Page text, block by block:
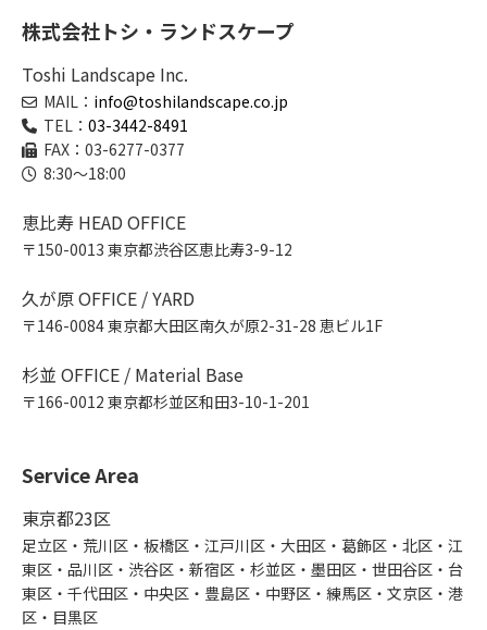
株式会社トシ・ランドスケープ
Toshi Landscape Inc.
MAIL： info@toshilandscape.co.jp
TEL： 03-3442-8491
FAX：03-6277-0377
8:30～18:00
恵比寿 HEAD OFFICE
〒150-0013 東京都渋谷区恵比寿3-9-12
久が原 OFFICE / YARD
〒146-0084 東京都大田区南久が原2-31-28 恵ビル1F
杉並 OFFICE / Material Base
〒166-0012 東京都杉並区和田3-10-1-201
Service Area
東京都23区
足立区・荒川区・板橋区・江戸川区・大田区・葛飾区・北区・江
東区・品川区・渋谷区・新宿区・杉並区・墨田区・世田谷区・台
東区・千代田区・中央区・豊島区・中野区・練馬区・文京区・港
区・目黒区